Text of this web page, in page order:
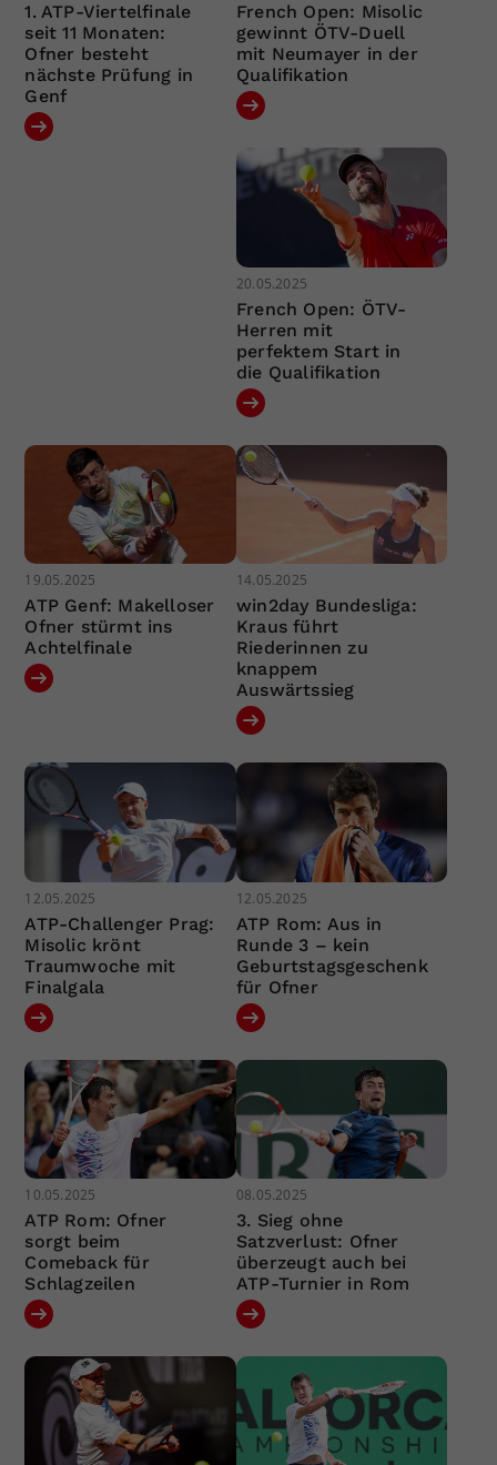
1. ATP-Viertelfinale
seit 11 Monaten:
Ofner besteht
nächste Prüfung in
Genf
French Open: Misolic
gewinnt ÖTV-Duell
mit Neumayer in der
Qualifikation
20.05.2025
French Open: ÖTV-
Herren mit
perfektem Start in
die Qualifikation
19.05.2025
ATP Genf: Makelloser
Ofner stürmt ins
Achtelfinale
14.05.2025
win2day Bundesliga:
Kraus führt
Riederinnen zu
knappem
Auswärtssieg
12.05.2025
ATP-Challenger Prag:
Misolic krönt
Traumwoche mit
Finalgala
12.05.2025
ATP Rom: Aus in
Runde 3 – kein
Geburtstagsgeschenk
für Ofner
10.05.2025
ATP Rom: Ofner
sorgt beim
Comeback für
Schlagzeilen
08.05.2025
3. Sieg ohne
Satzverlust: Ofner
überzeugt auch bei
ATP-Turnier in Rom